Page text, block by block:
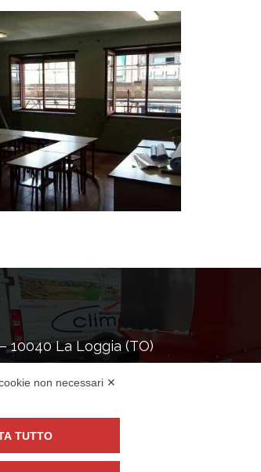
10040 La Loggia (TO)
non necessari ✕
TUTTO